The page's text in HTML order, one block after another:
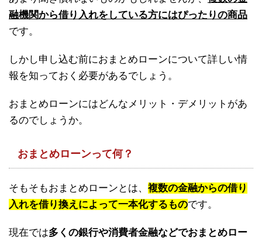
融機関から借り入れをしている方にはぴったりの商品
です。
しかし申し込む前におまとめローンについて詳しい情
報を知っておく必要があるでしょう。
おまとめローンにはどんなメリット・デメリットがあ
るのでしょうか。
おまとめローンって何？
そもそもおまとめローンとは、 複数の金融からの借り
入れを借り換えによって一本化するものです。
現在では多くの銀行や消費者金融などでおまとめロー